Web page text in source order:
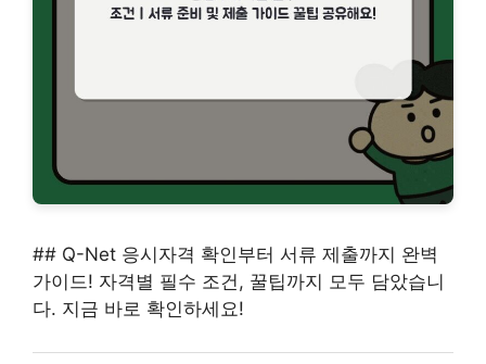
## Q-Net 응시자격 확인부터 서류 제출까지 완벽
가이드! 자격별 필수 조건, 꿀팁까지 모두 담았습니
다. 지금 바로 확인하세요!